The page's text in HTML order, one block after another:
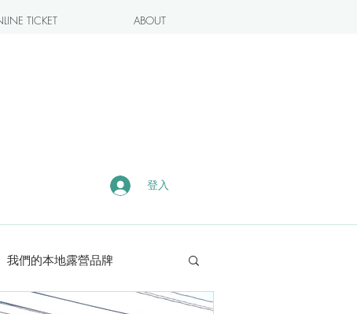
TICKET ABOUT
登入
我們的本地露營品牌